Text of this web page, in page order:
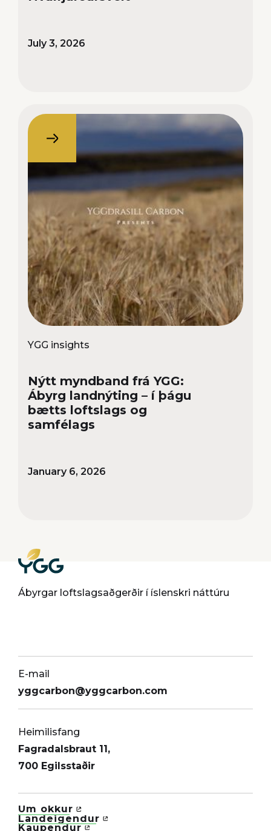
July 3, 2026
YGG insights
Nýtt myndband frá YGG:
Ábyrg landnýting – í þágu
bætts loftslags og
samfélags
January 6, 2026
Ábyrgar loftslagsaðgerðir í íslenskri náttúru
E-mail
yggcarbon@yggcarbon.com
Heimilisfang
Fagradalsbraut 11,
700 Egilsstaðir
Um okkur
Landeigendur
Kaupendur